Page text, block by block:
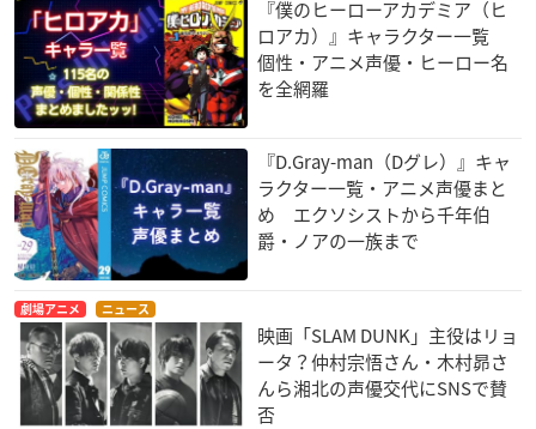
うずまきボルト：三瓶由布子
うちはサラダ：菊池こころ
ミツキ：木島隆一
猿飛木ノ葉丸：高橋英則
ジゲン：津田健次郎
※敬称略
TVアニメ「BORUTO-ボルト- NARUTO NEXT GENERATION
S」が、ついに原作ストーリー「器」編に突入！
新キャラクター「カワキ」と「殻」のメンバーが登場し、
ボルトに刻まれた＜運命＞が動き出す…！
最新PVのフルverはYoutubeで公開中！
『僕のヒーローアカデミア（ヒ
ロアカ）』キャラクター一覧
個性・アニメ声優・ヒーロー名
を全網羅
『D.Gray-man（Dグレ）』キャ
ラクター一覧・アニメ声優まと
め エクソシストから千年伯
爵・ノアの一族まで
劇場アニメ ニュース
映画「SLAM DUNK」主役はリョ
ータ？仲村宗悟さん・木村昴さ
んら湘北の声優交代にSNSで賛
否